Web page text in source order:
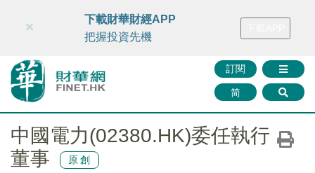
財華智庫網 FINTV FINMETA 財華證券 媒體矩陣
訂閱
简
×
下載財華財經APP
把握投資先機
中國電力(02380.HK)委任執行
董事
原創